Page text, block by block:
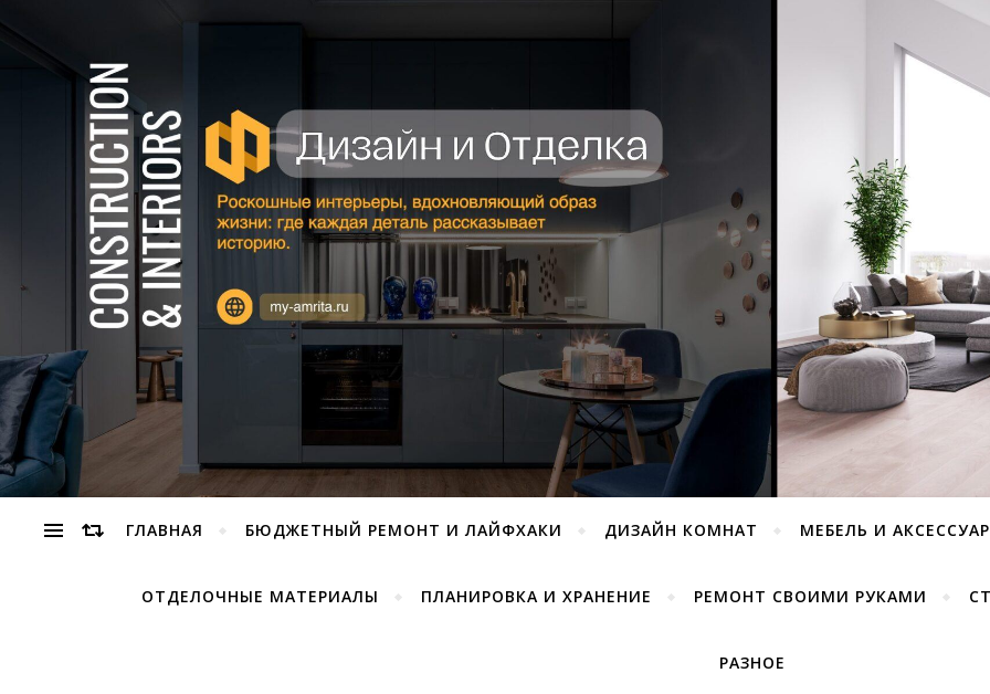
ГЛАВНАЯ БЮДЖЕТНЫЙ РЕМОНТ И ЛАЙФХАКИ ДИЗАЙН КОМНАТ МЕБЕЛЬ И
ОТДЕЛОЧНЫЕ МАТЕРИАЛЫ ПЛАНИРОВКА И ХРАНЕНИЕ РЕМОНТ СВОИМИ РУКАМИ
РАЗНОЕ